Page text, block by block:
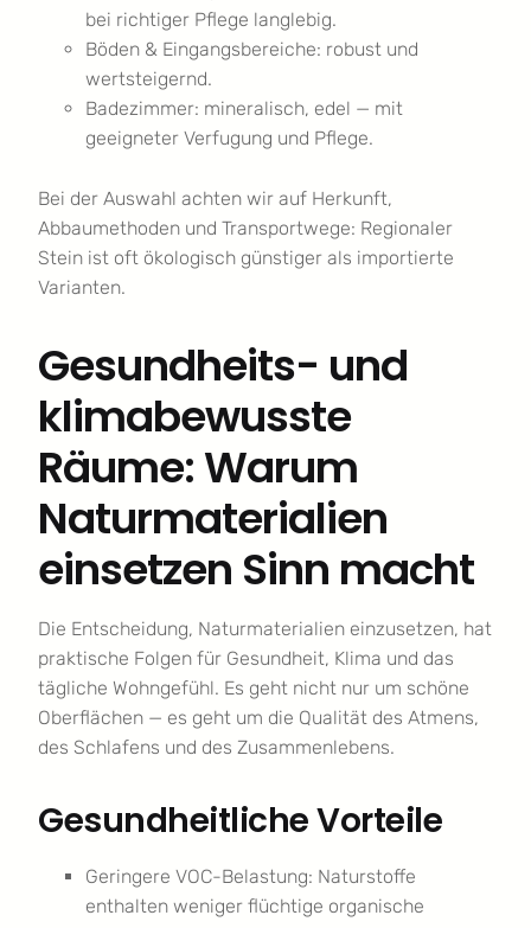
bei richtiger Pflege langlebig.
Böden & Eingangsbereiche: robust und
wertsteigernd.
Badezimmer: mineralisch, edel — mit
geeigneter Verfugung und Pflege.
Bei der Auswahl achten wir auf Herkunft,
Abbaumethoden und Transportwege: Regionaler
Stein ist oft ökologisch günstiger als importierte
Varianten.
Gesundheits- und
klimabewusste
Räume: Warum
Naturmaterialien
einsetzen Sinn macht
Die Entscheidung, Naturmaterialien einzusetzen, hat
praktische Folgen für Gesundheit, Klima und das
tägliche Wohngefühl. Es geht nicht nur um schöne
Oberflächen — es geht um die Qualität des Atmens,
des Schlafens und des Zusammenlebens.
Gesundheitliche Vorteile
Geringere VOC-Belastung: Naturstoffe
enthalten weniger flüchtige organische